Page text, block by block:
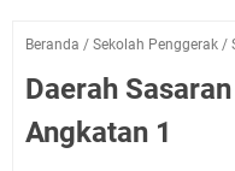
Beranda / Sekolah Penggerak /
Daerah
Angkatan 1